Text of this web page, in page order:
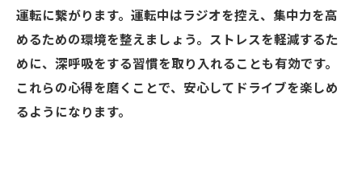
運転に繋がります。運転中はラジオを控え、集中力を高
めるための環境を整えましょう。ストレスを軽減するた
めに、深呼吸をする習慣を取り入れることも有効です。
これらの心得を磨くことで、安心してドライブを楽しめ
るようになります。